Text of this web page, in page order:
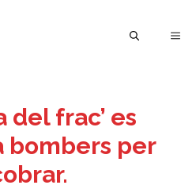
del frac’ es
bombers per